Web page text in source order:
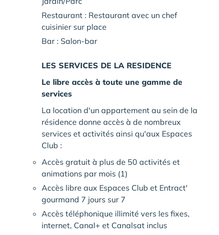
Restaurant : Restaurant avec un chef
cuisinier sur place
Bar : Salon-bar
LES SERVICES DE LA RESIDENCE
Le libre accès à toute une gamme de
services
La location d'un appartement au sein de la
résidence donne accès à de nombreux
services et activités ainsi qu'aux Espaces
Club :
Accès gratuit à plus de 50 activités et
animations par mois (1)
Accès libre aux Espaces Club et Entract'
gourmand 7 jours sur 7
Accès téléphonique illimité vers les fixes,
internet, Canal+ et Canalsat inclus